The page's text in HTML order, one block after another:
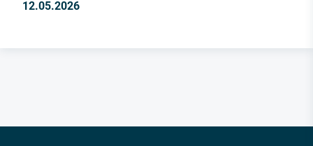
12.05.2026